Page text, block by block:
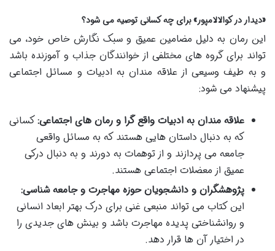
«دیدار در کوالالامپور» برای چه کسانی توصیه می شود؟
این رمان به دلیل مضامین عمیق و سبک نگارش خاص خود، می
تواند برای گروه های مختلفی از خوانندگان جذاب و آموزنده باشد
و به طیف وسیعی از علاقه مندان به ادبیات و مسائل اجتماعی
پیشنهاد می شود:
علاقه مندان به ادبیات واقع گرا و رمان های اجتماعی:کسانی
که به دنبال داستان هایی هستند که به مسائل واقعی
جامعه می پردازند و از توهمات به دورند و به دنبال درکی
عمیق از معضلات اجتماعی هستند.
پژوهشگران و دانشجویان حوزه مهاجرت و جامعه شناسی:
این کتاب می تواند منبعی غنی برای درک بهتر ابعاد انسانی
و روانشناختی پدیده مهاجرت باشد و بینش های جدیدی را
در اختیار آن ها قرار دهد.